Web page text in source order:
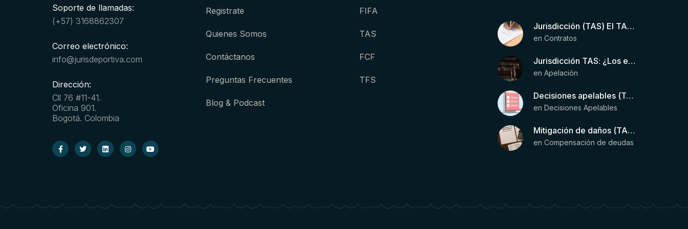
Soporte de llamadas:
(+57) 3168862307
Correo electrónico:
info@jurisdeportiva.com
Dirección:
Cll 76 #11-41.
Oficina 901.
Bogotá. Colombia
Registrate
Quienes Somos
Contáctanos
Preguntas Frecuentes
Blog & Podcast
FIFA
TAS
FCF
TFS
Jurisdicción (TAS) El TAS confirma la validez de la cláusula de sumisión jurisdiccional en el contrato del futbolista.
en Contratos
Jurisdicción TAS: ¿Los estatutos de una entidad organizadora de una liga de fútbol pueden otorgar competencia de forma directa al TAS?
en Apelación
Decisiones apelables (TAS): Requisitos para que exista una decisión
en Decisiones Apelables
Mitigación de daños (TAS) – Deducción de ingresos comprobados según el artículo 6(2)(b) del Anexo 2 RSTP FIFA
en Compensación de deudas